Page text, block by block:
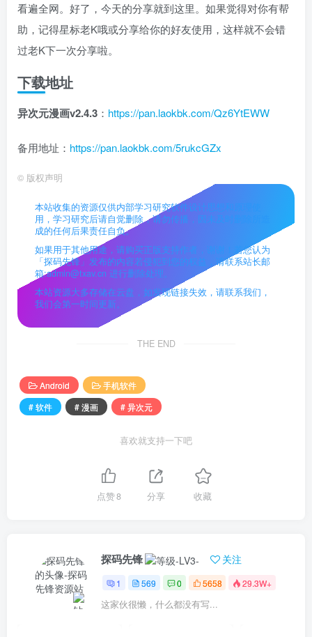
看遍全网。好了，今天的分享就到这里。如果觉得对你有帮
助，记得星标老K哦或分享给你的好友使用，这样就不会错
过老K下一次分享啦。
下载地址
异次元漫画v2.4.3 ： https://pan.laokbk.com/Qz6YtEWW
备用地址： https://pan.laokbk.com/5rukcGZx
© 版权声明
本站收集的资源仅供内部学习研究软件设计思想和原理使
用，学习研究后请自觉删除，请勿传播，因未及时删除所造
成的任何后果责任自负。
如果用于其他用途，请购买正版支持作者，谢谢！若您认为
「探码先锋」发布的内容若侵犯到您的权益，请联系站长邮
箱:admin@txav.cn 进行删除处理。
本站资源大多存储在云盘，如发现链接失效，请联系我们，
我们会第一时间更新。
THE END
Android
手机软件
# 软件
# 漫画 # 异次元
喜欢就支持一下吧
点赞8 分享 收藏
探码先锋 关注
1 569 0 5658 29.3W+
这家伙很懒，什么都没有写...